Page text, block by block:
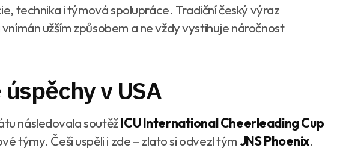
technika i týmová spolupráce. Tradiční český výraz
užším způsobem a ne vždy vystihuje náročnost
v USA
následovala soutěžICU International Cheerleading Cup
týmy. Češi uspěli i zde – zlato si odvezl tým JNS Phoenix.